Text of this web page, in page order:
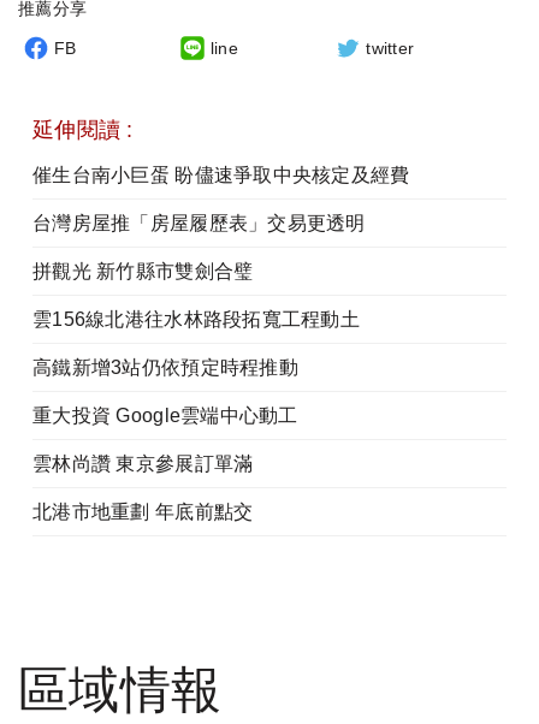
推薦分享
FB line twitter
延伸閱讀 :
催生台南小巨蛋 盼儘速爭取中央核定及經費
台灣房屋推「房屋履歷表」交易更透明
拼觀光 新竹縣市雙劍合璧
雲156線北港往水林路段拓寬工程動土
高鐵新增3站仍依預定時程推動
重大投資 Google雲端中心動工
雲林尚讚 東京參展訂單滿
北港市地重劃 年底前點交
區域情報